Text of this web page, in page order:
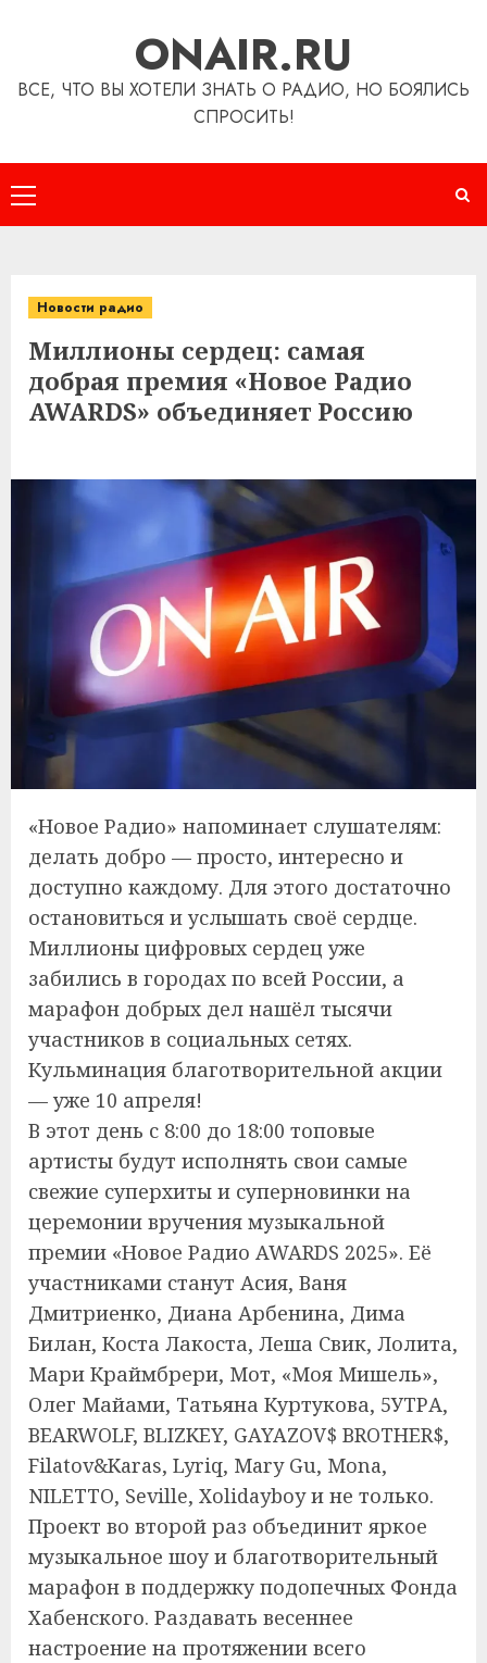
ONAIR.RU
ВСЕ, ЧТО ВЫ ХОТЕЛИ ЗНАТЬ О РАДИО, НО БОЯЛИСЬ
СПРОСИТЬ!
Основное
меню
Новости радио
Миллионы сердец: самая
добрая премия «Новое Радио
AWARDS» объединяет Россию
«Новое Радио» напоминает слушателям:
делать добро — просто, интересно и
доступно каждому. Для этого достаточно
остановиться и услышать своё сердце.
Миллионы цифровых сердец уже
забились в городах по всей России, а
марафон добрых дел нашёл тысячи
участников в социальных сетях.
Кульминация благотворительной акции
— уже 10 апреля!
В этот день с 8:00 до 18:00 топовые
артисты будут исполнять свои самые
свежие суперхиты и суперновинки на
церемонии вручения музыкальной
премии «Новое Радио AWARDS 2025». Её
участниками станут Асия, Ваня
Дмитриенко, Диана Арбенина, Дима
Билан, Коста Лакоста, Леша Свик, Лолита,
Мари Краймбрери, Мот, «Моя Мишель»,
Олег Майами, Татьяна Куртукова, 5УТРА,
BEARWOLF, BLIZKEY, GAYAZOV$ BROTHER$,
Filatov&Karas, Lyriq, Mary Gu, Mona,
NILETTO, Seville, Xolidayboy и не только.
Проект во второй раз объединит яркое
музыкальное шоу и благотворительный
марафон в поддержку подопечных Фонда
Хабенского. Раздавать весеннее
настроение на протяжении всего